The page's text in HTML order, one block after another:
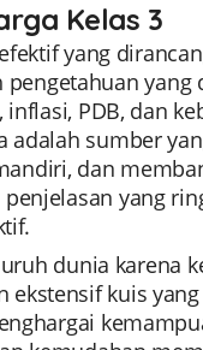
Kelas 3
yang
yang
PDB, dan
adalah sumber
dan
yang
dunia karena
kuis